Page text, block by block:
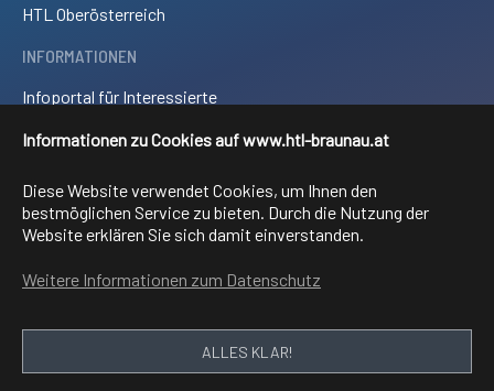
Informationen zu Cookies auf www.htl-braunau.at
Diese Website verwendet Cookies, um Ihnen den
bestmöglichen Service zu bieten. Durch die Nutzung der
Website erklären Sie sich damit einverstanden.
Weitere Informationen zum Datenschutz
ALLES KLAR!
HTL Oberösterreich
INFORMATIONEN
Infoportal für Interessierte
Downloads
Sitemap
FACHRICHTUNGEN
Elektronik und technische Informatik
Informationstechnologie